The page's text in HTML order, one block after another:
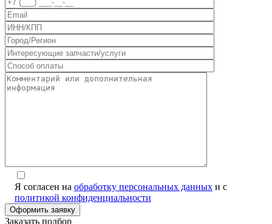
Я согласен на обработку персональных данных и с
политикой конфиденциальности
Заказать подбор